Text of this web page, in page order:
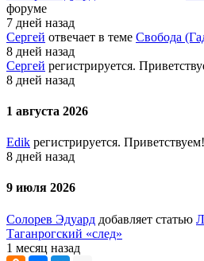
форуме
7 дней назад
Сергей отвечает в теме Свобода
8 дней назад
Сергей регистрируется.
8 дней назад
1 августа 2026
Edik регистрируется. Приветствуем!
8 дней назад
9 июля 2026
Солорев Эдуард добавляет статью
Таганрогский «след»
1 месяц назад